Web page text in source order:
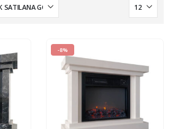
-8%